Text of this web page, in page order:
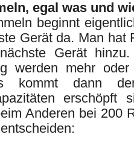
egal was und
beginnt
Gerät da. Man hat
Gerät
werden mehr
kommt dann
Anderen bei 200